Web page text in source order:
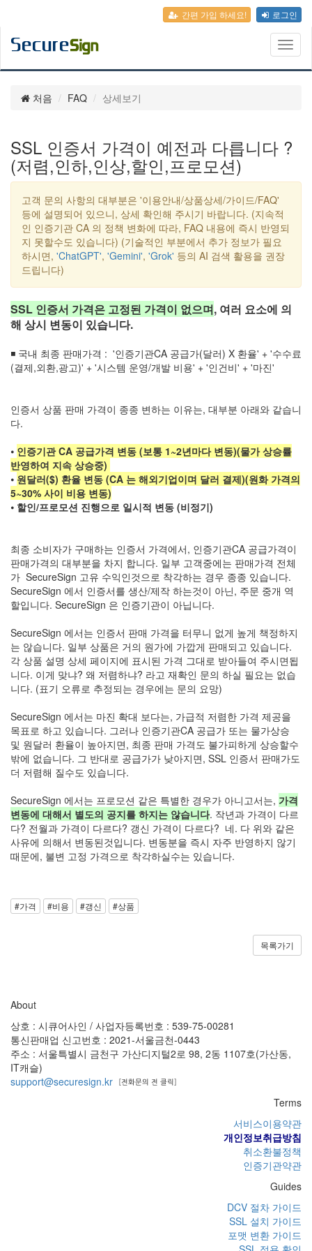
간편 가입 하세요! 로그인
처음 FAQ 상세보기
SSL 인증서 가격이 예전과 다릅니다 ?
(저렴,인하,인상,할인,프로모션)
고객 문의 사항의 대부분은 '이용안내/상품상세/가이드/FAQ'
등에 설명되어 있으니, 상세 확인해 주시기 바랍니다. (지속적
인 인증기관 CA 의 정책 변화에 따라, FAQ 내용에 즉시 반영되
지 못할수도 있습니다) (기술적인 부분에서 추가 정보가 필요
하시면, 'ChatGPT', 'Gemini', 'Grok' 등의 AI 검색 활용을 권장
드립니다)
SSL 인증서 가격은 고정된 가격이 없으며, 여러 요소에 의
해 상시 변동이 있습니다.
◾ 국내 최종 판매가격 : '인증기관CA 공급가(달러) X 환율' + '수수료
(결제,외환,광고)' + '시스템 운영/개발 비용' + '인건비' + '마진'
인증서 상품 판매 가격이 종종 변하는 이유는, 대부분 아래와 같습니
다.
⦁ 인증기관 CA 공급가격 변동 (보통 1~2년마다 변동)(물가 상승률
반영하여 지속 상승중)
⦁ 원달러($) 환율 변동 (CA 는 해외기업이며 달러 결제)(원화 가격의
5~30% 사이 비용 변동)
⦁ 할인/프로모션 진행으로 일시적 변동 (비정기)
최종 소비자가 구매하는 인증서 가격에서, 인증기관CA 공급가격이
판매가격의 대부분을 차지 합니다. 일부 고객중에는 판매가격 전체
가 SecureSign 고유 수익인것으로 착각하는 경우 종종 있습니다.
SecureSign 에서 인증서를 생산/제작 하는것이 아닌, 주문 중개 역
할입니다. SecureSign 은 인증기관이 아닙니다.
SecureSign 에서는 인증서 판매 가격을 터무니 없게 높게 책정하지
는 않습니다. 일부 상품은 거의 원가에 가깝게 판매되고 있습니다.
각 상품 설명 상세 페이지에 표시된 가격 그대로 받아들여 주시면됩
니다. 이게 맞냐? 왜 저렴하냐? 라고 재확인 문의 하실 필요는 없습
니다. (표기 오류로 추정되는 경우에는 문의 요망)
SecureSign 에서는 마진 확대 보다는, 가급적 저렴한 가격 제공을
목표로 하고 있습니다. 그러나 인증기관CA 공급가 또는 물가상승
및 원달러 환율이 높아지면, 최종 판매 가격도 불가피하게 상승할수
밖에 없습니다. 그 반대로 공급가가 낮아지면, SSL 인증서 판매가도
더 저렴해 질수도 있습니다.
SecureSign 에서는 프로모션 같은 특별한 경우가 아니고서는, 가격
변동에 대해서 별도의 공지를 하지는 않습니다. 작년과 가격이 다르
다? 전월과 가격이 다르다? 갱신 가격이 다르다? 네. 다 위와 같은
사유에 의해서 변동된것입니다. 변동분을 즉시 자주 반영하지 않기
때문에, 불변 고정 가격으로 착각하실수는 있습니다.
#가격 #비용 #갱신 #상품
목록가기
About
상호 : 시큐어사인 / 사업자등록번호 : 539-75-00281
통신판매업 신고번호 : 2021-서울금천-0443
주소 : 서울특별시 금천구 가산디지털2로 98, 2동 1107호(가산동,
IT캐슬)
support@securesign.kr
Terms
서비스이용약관
개인정보취급방침
취소환불정책
인증기관약관
Guides
DCV 절차 가이드
SSL 설치 가이드
포맷 변환 가이드